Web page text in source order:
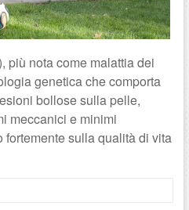
più nota come malattia dei
genetica che comporta
bollose sulla pelle,
meccanici e minimi
fortemente sulla qualità di vita